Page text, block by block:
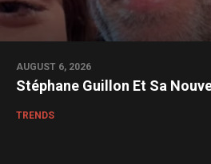
AUGUST 6, 2026
Stéphane Guillon Et Sa
TRENDS